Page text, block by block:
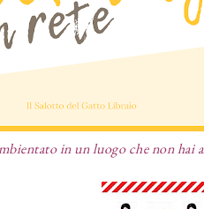
in un luogo che non hai